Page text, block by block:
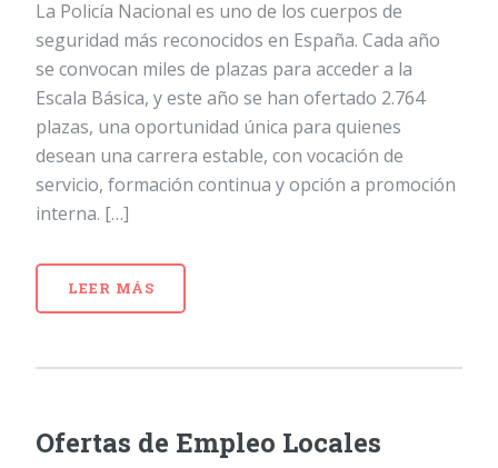
La Policía Nacional es uno de los cuerpos de
seguridad más reconocidos en España. Cada año
se convocan miles de plazas para acceder a la
Escala Básica, y este año se han ofertado 2.764
plazas, una oportunidad única para quienes
desean una carrera estable, con vocación de
servicio, formación continua y opción a promoción
interna. […]
LEER MÁS
Ofertas de Empleo Locales